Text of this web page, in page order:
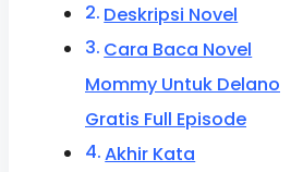
Deskripsi Novel
Cara Baca Novel
Mommy Untuk Delano
Gratis Full Episode
Akhir Kata